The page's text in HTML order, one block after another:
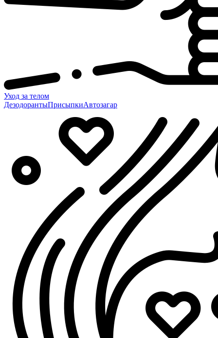
Уход за телом
ДезодорантыПрисыпкиАвтозагар